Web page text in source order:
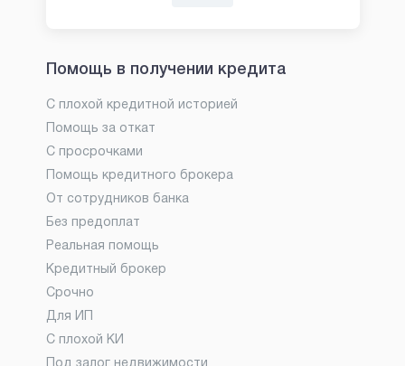
Помощь в получении кредита
С плохой кредитной историей
Помощь за откат
С просрочками
Помощь кредитного брокера
От сотрудников банка
Без предоплат
Реальная помощь
Кредитный брокер
Срочно
Для ИП
С плохой КИ